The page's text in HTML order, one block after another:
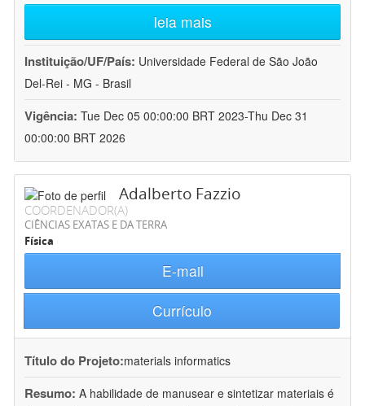
leia mais
Instituição/UF/País: Universidade Federal de São João
Del-Rei - MG - Brasil
Vigência: Tue Dec 05 00:00:00 BRT 2023-Thu Dec 31
00:00:00 BRT 2026
Adalberto Fazzio
COORDENADOR(A)
CIÊNCIAS EXATAS E DA TERRA
Física
E-mail
Currículo
Título do Projeto:materials informatics
Resumo: A habilidade de manusear e sintetizar materiais é